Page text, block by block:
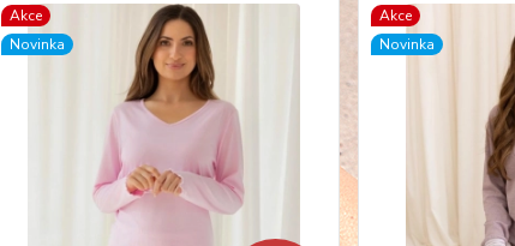
Akce
Novinka
Akce
Novinka